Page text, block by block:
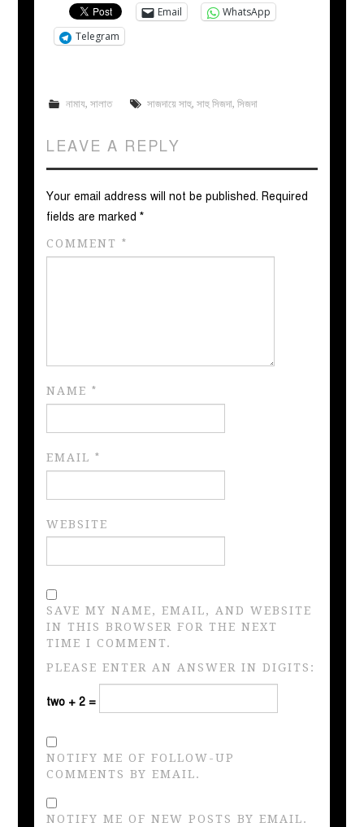
Email
WhatsApp
Telegram
নামায, সালাত সাজদায়ে সাহু, সাহু সিজদা, সিজদা
LEAVE A REPLY
Your email address will not be published. Required
fields are marked*
COMMENT*
NAME*
EMAIL*
WEBSITE
SAVE MY NAME, EMAIL, AND WEBSITE
IN THIS BROWSER FOR THE NEXT
TIME I COMMENT.
PLEASE ENTER AN ANSWER IN DIGITS:
two + 2 =
NOTIFY ME OF FOLLOW-UP
COMMENTS BY EMAIL.
NOTIFY ME OF NEW POSTS BY EMAIL.